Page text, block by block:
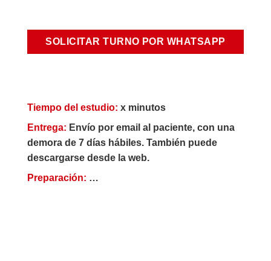
SOLICITAR TURNO POR WHATSAPP
Tiempo del estudio: x minutos
Entrega: Envío por email al paciente, con una
demora de 7 días hábiles. También puede
descargarse desde la web.
Preparación: …